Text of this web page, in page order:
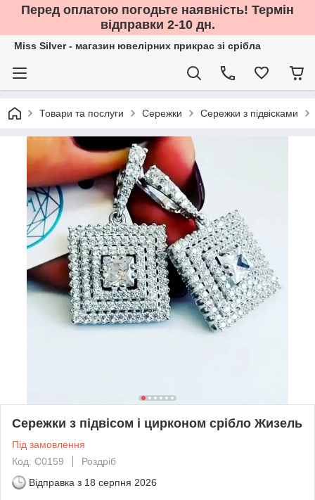
Перед оплатою погодьте наявність! Термін
відправки 2-10 дн.
Miss Silver - магазин ювелірних прикрас зі срібла
Товари та послуги Сережки Сережки з підвісками
Сережки з підвісом і цирконом срібло Жизель
Під замовлення
Код: С0159
Роздріб
Відправка з 18 серпня 2026